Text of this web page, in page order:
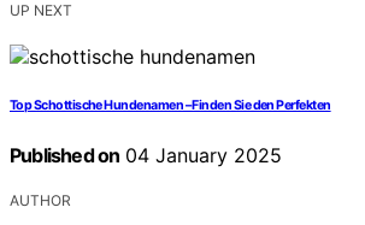
UP NEXT
Top Schottische Hundenamen – Finden Sie den Perfekten
Published on 04 January 2025
AUTHOR